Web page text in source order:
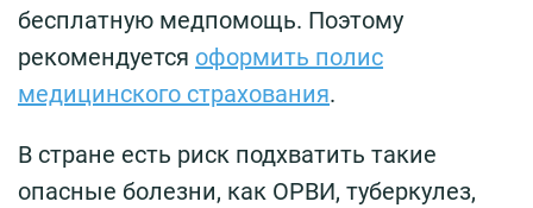
бесплатную медпомощь. Поэтому
рекомендуется оформить полис
медицинского страхования.
В стране есть риск подхватить такие
опасные болезни, как ОРВИ, туберкулез,